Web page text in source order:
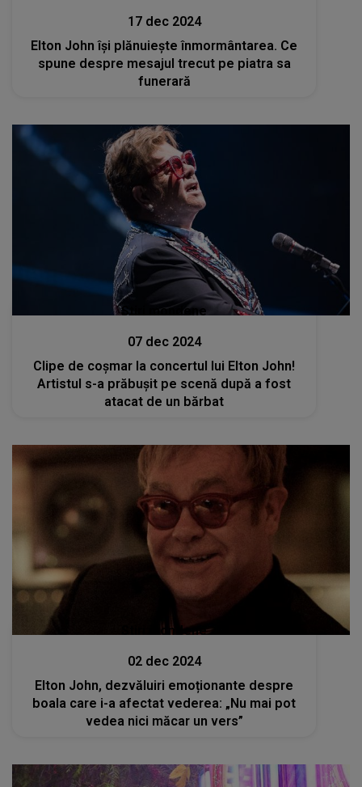
17 dec 2024
Elton John își plănuiește înmormântarea. Ce
spune despre mesajul trecut pe piatra sa
funerară
Stiri mondene
07 dec 2024
Clipe de coșmar la concertul lui Elton John!
Artistul s-a prăbușit pe scenă după a fost
atacat de un bărbat
Stiri mondene
02 dec 2024
Elton John, dezvăluiri emoționante despre
boala care i-a afectat vederea: „Nu mai pot
vedea nici măcar un vers”